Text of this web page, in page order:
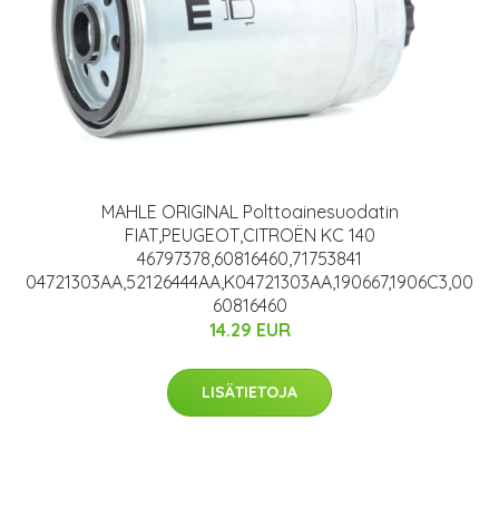
MAHLE ORIGINAL Polttoainesuodatin
FIAT,PEUGEOT,CITROËN KC 140
46797378,60816460,71753841
04721303AA,52126444AA,K04721303AA,190667,1906C3,00
60816460
14.29 EUR
LISÄTIETOJA